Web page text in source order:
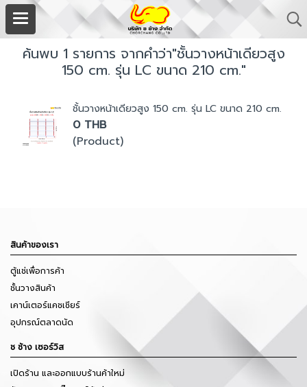
ค้นพบ 1 รายการ จากคำว่า"ชั้นวางหน้าเดียวสูง
150 cm. รุ่น LC ขนาด 210 cm."
ชั้นวางหน้าเดียวสูง 150 cm. รุ่น LC ขนาด 210 cm.
0 THB
(Product)
สินค้าของเรา
ตู้แช่เพื่อการค้า
ชั้นวางสินค้า
เคาน์เตอร์แคชเชียร์
อุปกรณ์ตลาดนัด
ช ช้าง เซอร์วิส
เปิดร้าน และออกแบบร้านค้าใหม่